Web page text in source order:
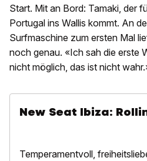
Start. Mit an Bord: Tamaki, der
Portugal ins Wallis kommt. An
Surfmaschine zum ersten Mal
noch genau. «Ich sah die erste
nicht möglich, das ist nicht
New Seat Ibiza:
Temperamentvoll,